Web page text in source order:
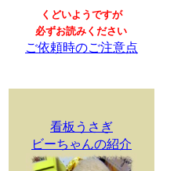
くどいようですが
必ずお読みください
ご依頼時のご注意点
看板うさぎ
ビーちゃんの紹介